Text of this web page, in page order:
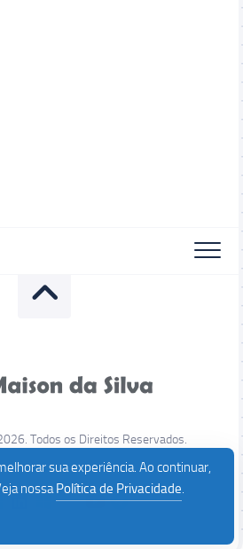
Todos os Direitos Reservados.
sua experiência. Ao continuar,
nossaPolítica de Privacidade.